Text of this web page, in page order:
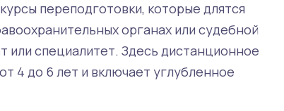
переподготовки, которые длятся
органах или судебной
или специалитет. Здесь дистанционное
4 до 6 лет и включает углубленное